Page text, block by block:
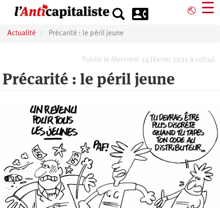
principal
⎋ ☰
Actualité Précarité : le péril jeune
Publié le Mercredi 24 février 2021 à 10h46.
Précarité : le péril jeune